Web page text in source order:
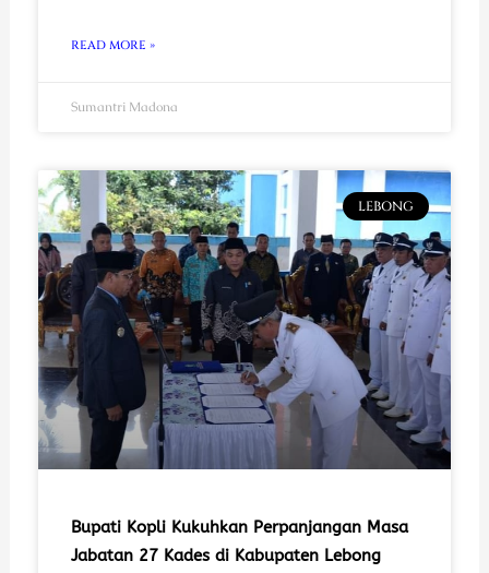
READ MORE »
Sumantri Madona
LEBONG
Bupati Kopli Kukuhkan Perpanjangan Masa
Jabatan 27 Kades di Kabupaten Lebong